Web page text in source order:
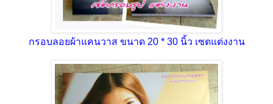
กรอบลอยผ้าแคนวาส ขนาด 20 * 30 นิ้ว เซตแต่งงาน